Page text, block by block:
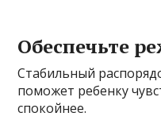
Обеспечьте
Стабильный
поможет ребенку
спокойнее.